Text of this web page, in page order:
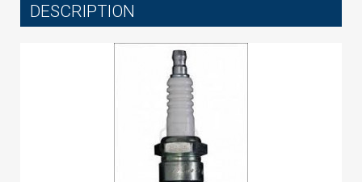
DESCRIPTION
Cancel Sign in